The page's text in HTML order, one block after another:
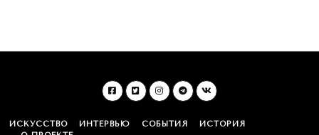
ИСКУССТВО ИНТЕРВЬЮ СОБЫТИЯ
ИСТОРИЯ